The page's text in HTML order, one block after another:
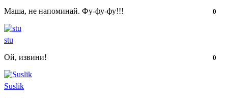
Нравится!
0
Маша, не напоминай. Фу-фу-фу!!!
stu
Нравится!
0
Ой, извини!
Suslik